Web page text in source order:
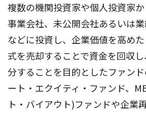
複数の機関投資家や個人投資家か
事業会社、未公開会社あるいは
などに投資し、企業価値を高め
式を売却することで資金を回収
分することを目的としたファン
ート・エクイティ・ファンド、
ト・バイアウト)ファンドや企業